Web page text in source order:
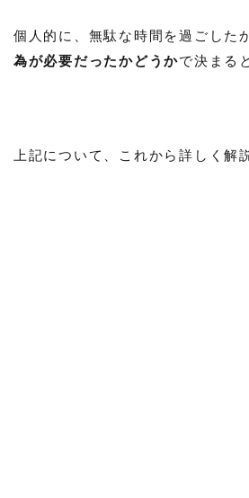
個人的に、無駄な時間を過ごした
為が必要だったかどうかで決まる
上記について、これから詳しく解